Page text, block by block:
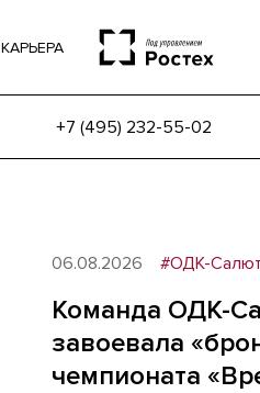
КАРЬЕРА
+7 (495) 232-55-02
06.08.2026 #ОДК-
Команда ОДК-
завоевала
чемпионата